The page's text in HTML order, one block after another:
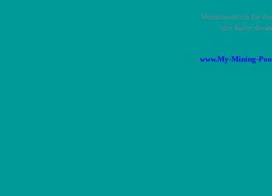
Verantwortlich für
der Autor
www.My-Mining-